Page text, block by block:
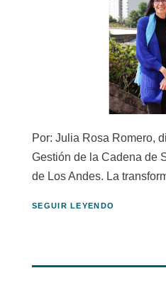
Por: Julia Rosa Romero,
Gestión de la Cadena de
de Los Andes. La
SEGUIR LEYENDO